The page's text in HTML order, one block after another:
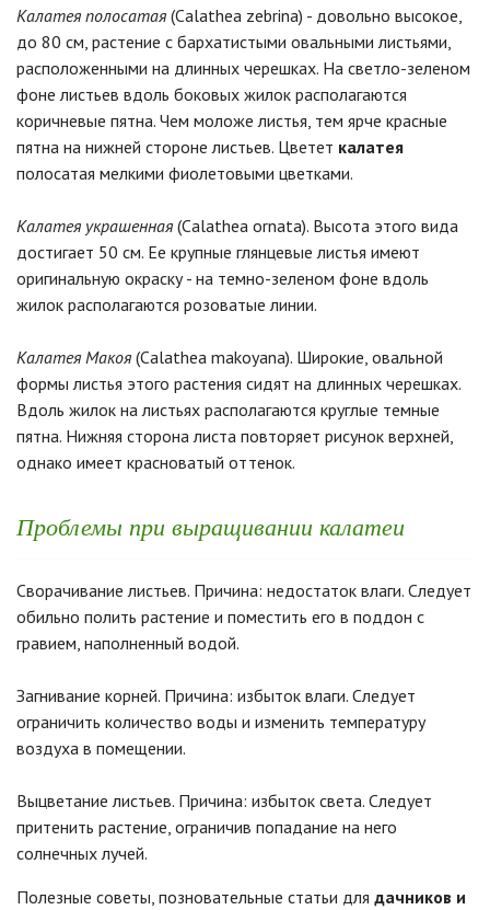
Калатея полосатая(Calathea zebrina) - довольно высокое,
до 80 см, растение с бархатистыми овальными листьями,
расположенными на длинных черешках. На светло-зеленом
фоне листьев вдоль боковых жилок располагаются
коричневые пятна. Чем моложе листья, тем ярче красные
пятна на нижней стороне листьев. Цветет калатея
полосатая мелкими фиолетовыми цветками.
Калатея украшенная(Calathea ornata). Высота этого вида
достигает 50 см. Ее крупные глянцевые листья имеют
оригинальную окраску - на темно-зеленом фоне вдоль
жилок располагаются розоватые линии.
Калатея Макоя(Calathea makoyana). Широкие, овальной
формы листья этого растения сидят на длинных черешках.
Вдоль жилок на листьях располагаются круглые темные
пятна. Нижняя сторона листа повторяет рисунок верхней,
однако имеет красноватый оттенок.
Проблемы при выращивании калатеи
Сворачивание листьев. Причина: недостаток влаги. Следует
обильно полить растение и поместить его в поддон с
гравием, наполненный водой.
Загнивание корней. Причина: избыток влаги. Следует
ограничить количество воды и изменить температуру
воздуха в помещении.
Выцветание листьев. Причина: избыток света. Следует
притенить растение, ограничив попадание на него
солнечных лучей.
Полезные советы, позновательные статьи для дачников и